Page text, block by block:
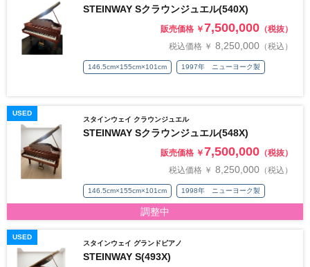
STEINWAY Sクラウンジュエル(540X)
販売価格 ￥7,500,000 （税抜）
税込価格 ￥ 8,250,000 （税込）
146.5cm×155cm×101cm 1997年 ニューヨーク製
USED
調整中
スタインウェイ クラウンジュエル
STEINWAY Sクラウンジュエル(548X)
販売価格 ￥7,500,000 （税抜）
税込価格 ￥ 8,250,000 （税込）
146.5cm×155cm×101cm 1998年 ニューヨーク製
USED
スタインウェイ グランドピアノ
STEINWAY S(493X)